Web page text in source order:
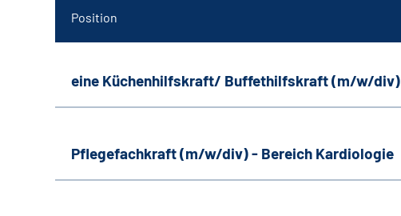
Position
eine Küchenhilfskraft/ Buffethilfskraft (m/w/div)
Pflegefachkraft (m/w/div) - Bereich Kardiologie